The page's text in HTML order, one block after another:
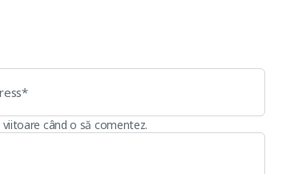
când o să comentez.